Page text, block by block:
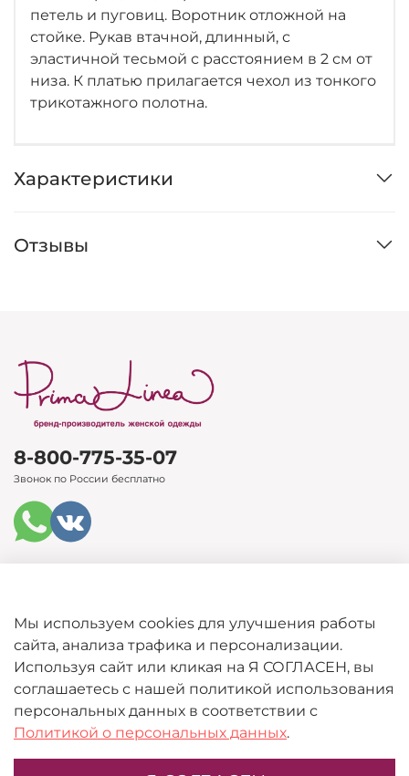
петель и пуговиц. Воротник отложной на
стойке. Рукав втачной, длинный, с
эластичной тесьмой с расстоянием в 2 см от
низа. К платью прилагается чехол из тонкого
трикотажного полотна.
Характеристики
Отзывы
Покупателям
Информация
8-800-775-35-07
Звонок по России бесплатно
Мы используем cookies для улучшения работы
сайта, анализа трафика и персонализации.
Используя сайт или кликая на Я СОГЛАСЕН, вы
соглашаетесь с нашей политикой использования
персональных данных в соответствии с
Политикой о персональных данных.